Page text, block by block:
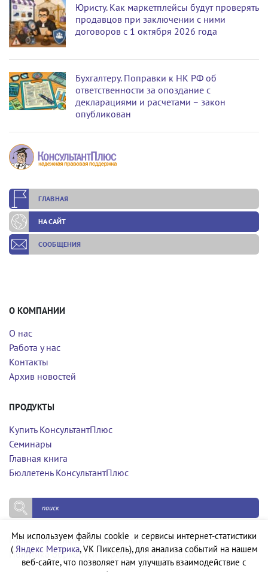
Юристу. Как маркетплейсы будут проверять
продавцов при заключении с ними
договоров с 1 октября 2026 года
Бухгалтеру. Поправки к НК РФ об
ответственности за опоздание с
декларациями и расчетами – закон
опубликован
ГЛАВНАЯ
НА САЙТ
СООБЩЕНИЯ
О КОМПАНИИ
О нас
Работа у нас
Контакты
Архив новостей
ПРОДУКТЫ
Купить КонсультантПлюс
Семинары
Главная книга
Бюллетень КонсультантПлюс
Политика конфиденциальности
Политика обработки персональных данных
Мы используем файлы cookie и сервисы интернет-статистики
( Яндекс Метрика, VK Пиксель), для анализа событий на нашем
веб-сайте, что позволяет нам улучшать взаимодействие с